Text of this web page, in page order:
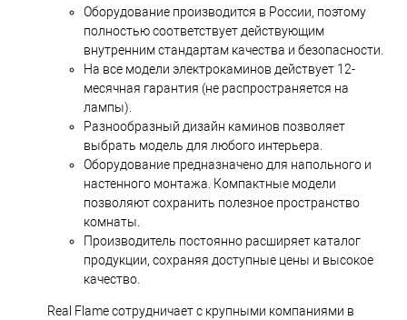
Оборудование производится в России, поэтому
полностью соответствует действующим
внутренним стандартам качества и безопасности.
На все модели электрокаминов действует 12-
месячная гарантия (не распространяется на
лампы).
Разнообразный дизайн каминов позволяет
выбрать модель для любого интерьера.
Оборудование предназначено для напольного и
настенного монтажа. Компактные модели
позволяют сохранить полезное пространство
комнаты.
Производитель постоянно расширяет каталог
продукции, сохраняя доступные цены и высокое
качество.
Real Flame сотрудничает с крупными компаниями в